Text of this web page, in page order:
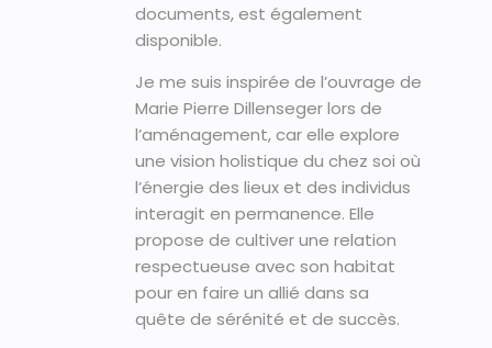
documents, est également
disponible.
Je me suis inspirée de l’ouvrage de
Marie Pierre Dillenseger lors de
l’aménagement, car elle explore
une vision holistique du chez soi où
l’énergie des lieux et des individus
interagit en permanence. Elle
propose de cultiver une relation
respectueuse avec son habitat
pour en faire un allié dans sa
quête de sérénité et de succès.